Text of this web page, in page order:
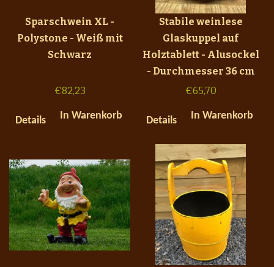
Sparschwein XL -
Polystone - Weiß mit
Schwarz
€82,23
Details In Warenkorb
Stabile weinlese
Glaskuppel auf
Holztablett - Alusockel
- Durchmesser 36 cm
€65,70
Details In Warenkorb